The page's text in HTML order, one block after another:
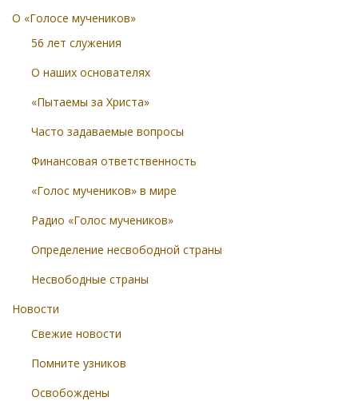
О «Голосе мучеников»
56 лет служения
О наших основателях
«Пытаемы за Христа»
Часто задаваемые вопросы
Финансовая ответственность
«Голос мучеников» в мире
Радио «Голос мучеников»
Определение несвободной страны
Несвободные страны
Новости
Свежие новости
Помните узников
Освобождены